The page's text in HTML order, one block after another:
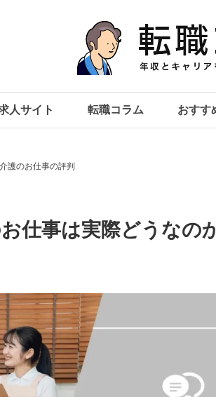
人サイト 転職コラム おすす
護のお仕事の評判
お仕事は実際どうなの